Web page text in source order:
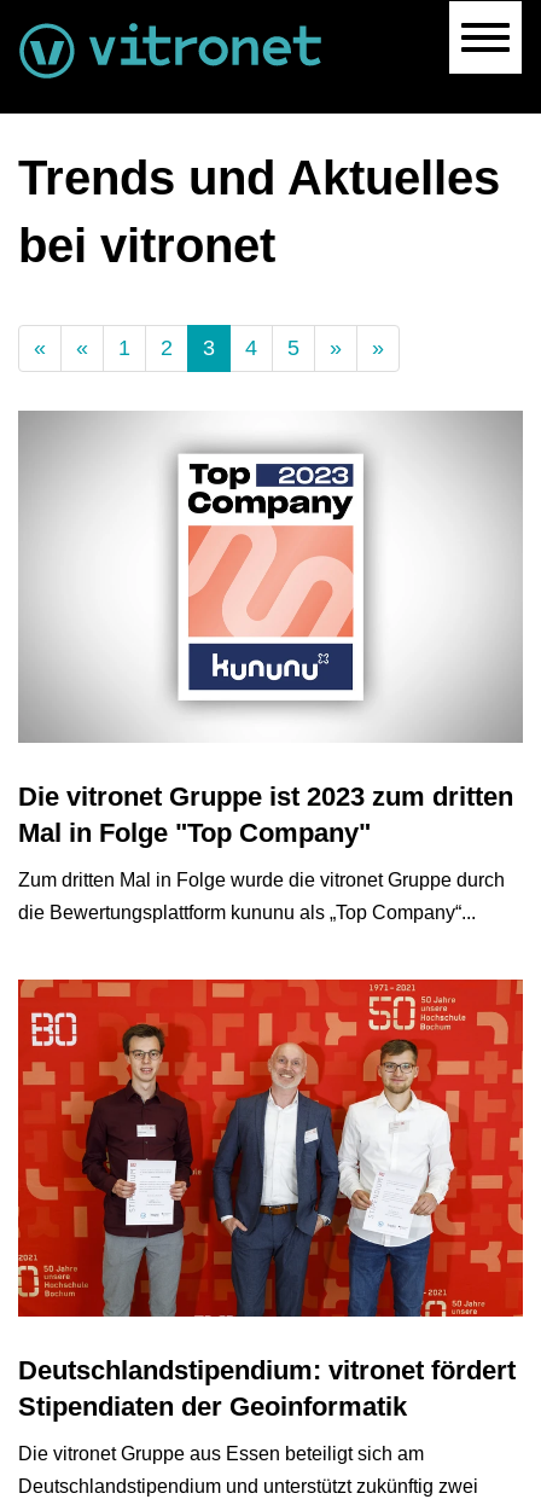
Trends und Aktuelles
bei vitronet
« « 1 2 3(Standort)
4 5 » »
Die vitronet Gruppe ist 2023 zum dritten
Mal in Folge "Top Company"
Zum dritten Mal in Folge wurde die vitronet Gruppe durch
die Bewertungsplattform kununu als „Top Company“...
Deutschlandstipendium: vitronet fördert
Stipendiaten der Geoinformatik
Die vitronet Gruppe aus Essen beteiligt sich am
Deutschlandstipendium und unterstützt zukünftig zwei